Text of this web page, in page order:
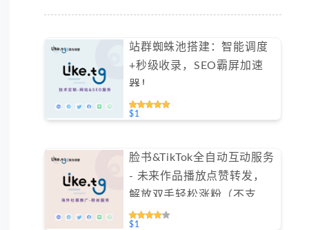
站群蜘蛛池搭建：智能调度
+秒级收录，SEO霸屏加速
器！
$1
脸书&TikTok全自动互动服务
- 未来作品播放点赞转发，
解放双手轻松涨粉（不支持
免费测试）
$1